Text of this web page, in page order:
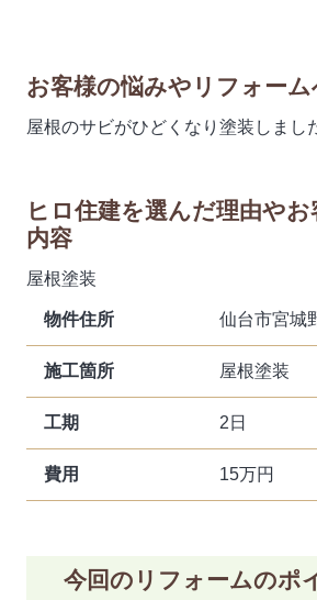
お客様の悩みやリフォー
屋根のサビがひどくなり塗装しまし
ヒロ住建を選んだ理由や
内容
屋根塗装
物件住所 仙台市宮城
施工箇所 屋根塗装
工期 2日
費用 15万円
今回のリフォームのポ